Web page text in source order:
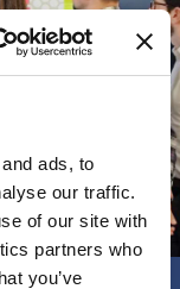
ads, to
our traffic.
of our site with
partners who
you’ve